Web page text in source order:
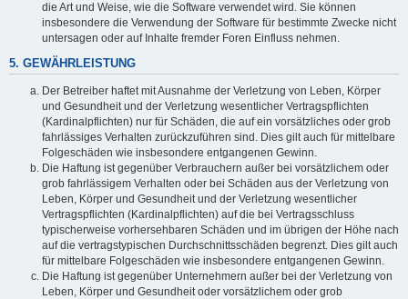
die Art und Weise, wie die Software verwendet wird. Sie können
insbesondere die Verwendung der Software für bestimmte Zwecke nicht
untersagen oder auf Inhalte fremder Foren Einfluss nehmen.
5. GEWÄHRLEISTUNG
Der Betreiber haftet mit Ausnahme der Verletzung von Leben, Körper
und Gesundheit und der Verletzung wesentlicher Vertragspflichten
(Kardinalpflichten) nur für Schäden, die auf ein vorsätzliches oder grob
fahrlässiges Verhalten zurückzuführen sind. Dies gilt auch für mittelbare
Folgeschäden wie insbesondere entgangenen Gewinn.
Die Haftung ist gegenüber Verbrauchern außer bei vorsätzlichem oder
grob fahrlässigem Verhalten oder bei Schäden aus der Verletzung von
Leben, Körper und Gesundheit und der Verletzung wesentlicher
Vertragspflichten (Kardinalpflichten) auf die bei Vertragsschluss
typischerweise vorhersehbaren Schäden und im übrigen der Höhe nach
auf die vertragstypischen Durchschnittsschäden begrenzt. Dies gilt auch
für mittelbare Folgeschäden wie insbesondere entgangenen Gewinn.
Die Haftung ist gegenüber Unternehmern außer bei der Verletzung von
Leben, Körper und Gesundheit oder vorsätzlichem oder grob